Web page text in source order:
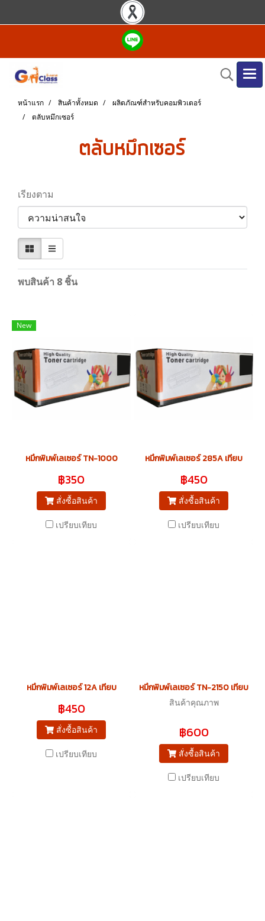
หน้าแรก สินค้าทั้งหมด
ผลิตภัณฑ์สำหรับคอมพิวเตอร์
ตลับหมึกเซอร์
ตลับหมึกเซอร์
เรียงตาม
พบสินค้า 8 ชิ้น
New
หมึกพิมพ์เลเซอร์ TN-1000
฿350
สั่งซื้อสินค้า
เปรียบเทียบ
หมึกพิมพ์เลเซอร์ 285A เทียบ
฿450
สั่งซื้อสินค้า
เปรียบเทียบ
หมึกพิมพ์เลเซอร์ 12A เทียบ
฿450
สั่งซื้อสินค้า
เปรียบเทียบ
หมึกพิมพ์เลเซอร์ TN-2150 เทียบ
สินค้าคุณภาพ
฿600
สั่งซื้อสินค้า
เปรียบเทียบ